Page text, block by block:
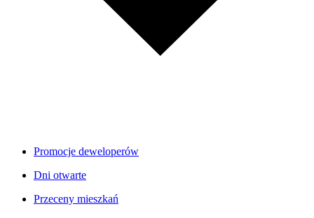
Promocje deweloperów
Dni otwarte
Przeceny mieszkań